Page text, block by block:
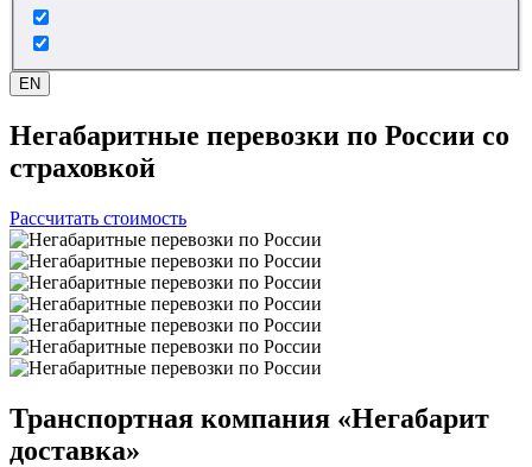
EN
Негабаритные перевозки по России со
страховкой
Рассчитать стоимость
Транспортная компания «Негабарит
доставка»